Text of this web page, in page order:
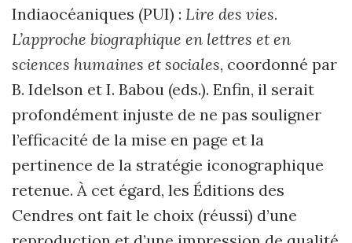
Indiaocéaniques (PUI) : Lire des vies.
L’approche biographique en lettres et en
sciences humaines et sociales, coordonné par
B. Idelson et I. Babou (eds.). Enfin, il serait
profondément injuste de ne pas souligner
l’efficacité de la mise en page et la
pertinence de la stratégie iconographique
retenue. À cet égard, les Éditions des
Cendres ont fait le choix (réussi) d’une